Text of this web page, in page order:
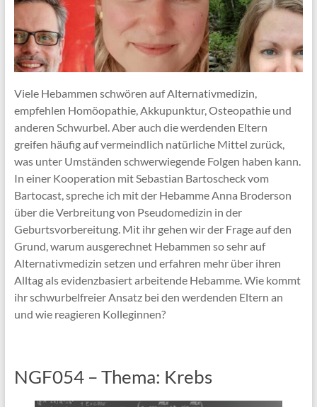
Viele Hebammen schwören auf Alternativmedizin,
empfehlen Homöopathie, Akkupunktur, Osteopathie und
anderen Schwurbel. Aber auch die werdenden Eltern
greifen häufig auf vermeindlich natürliche Mittel zurück,
was unter Umständen schwerwiegende Folgen haben kann.
In einer Kooperation mit Sebastian Bartoscheck vom
Bartocast, spreche ich mit der Hebamme Anna Broderson
über die Verbreitung von Pseudomedizin in der
Geburtsvorbereitung. Mit ihr gehen wir der Frage auf den
Grund, warum ausgerechnet Hebammen so sehr auf
Alternativmedizin setzen und erfahren mehr über ihren
Alltag als evidenzbasiert arbeitende Hebamme. Wie kommt
ihr schwurbelfreier Ansatz bei den werdenden Eltern an
und wie reagieren Kolleginnen?
NGF054 – Thema: Krebs